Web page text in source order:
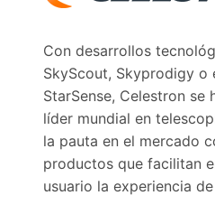
Con desarrollos
SkyScout, Skyprodigy o
StarSense, Celestron se
líder mundial en
la pauta en el mercado
productos que facilitan
usuario la experiencia